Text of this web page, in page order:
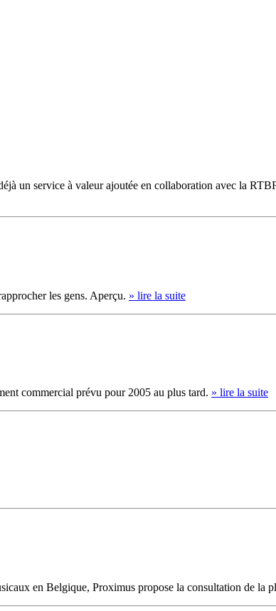
un service à valeur ajoutée en collaboration avec la
les gens. Aperçu. » lire la suite
commercial prévu pour 2005 au plus tard. » lire la suite
en Belgique, Proximus propose la consultation de la